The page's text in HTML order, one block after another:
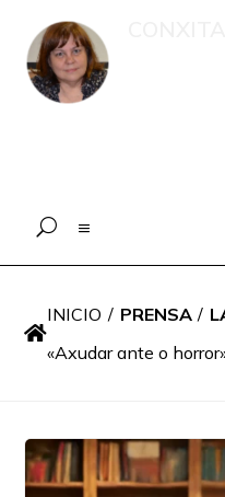

INICIO / PRENSA /
«Axudar ante o